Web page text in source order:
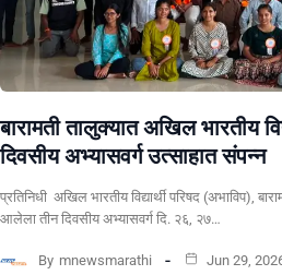
बारामती तालुक्यात अखिल भारतीय
दिवसीय अभ्यासवर्ग उत्साहात संपन्न
प्रतिनिधी अखिल भारतीय विद्यार्थी परिषद (अभाविप),
आलेला तीन दिवसीय अभ्यासवर्ग दि. २६, २७…
By mnewsmarathi Jun 29,